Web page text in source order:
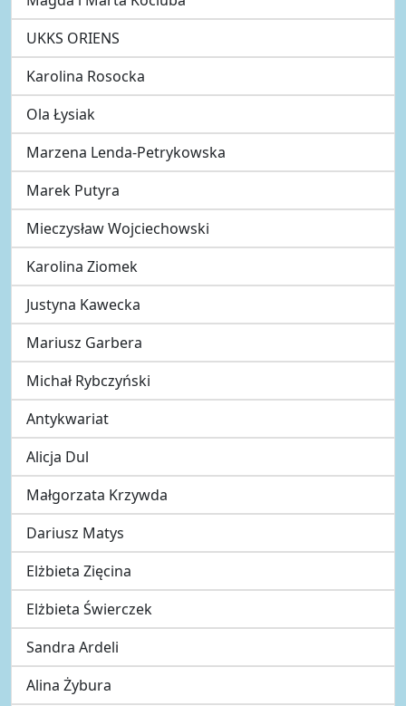
UKKS ORIENS
Karolina Rosocka
Ola Łysiak
Marzena Lenda-Petrykowska
Marek Putyra
Mieczysław Wojciechowski
Karolina Ziomek
Justyna Kawecka
Mariusz Garbera
Michał Rybczyński
Antykwariat
Alicja Dul
Małgorzata Krzywda
Dariusz Matys
Elżbieta Zięcina
Elżbieta Świerczek
Sandra Ardeli
Alina Żybura